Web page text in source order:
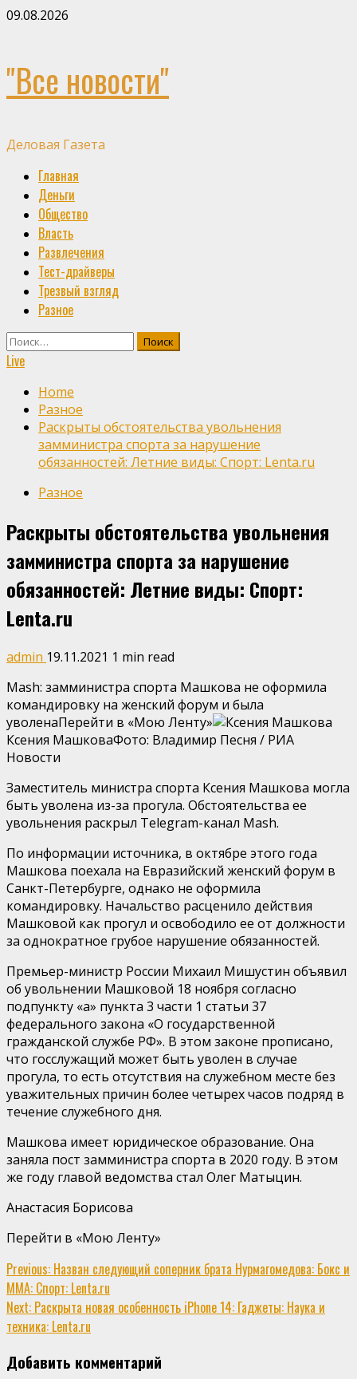
Skip
09.08.2026
"Все новости"
Деловая Газета
Primary
Menu
Главная
Деньги
Общество
Власть
Развлечения
Тест-драйверы
Трезвый взгляд
Разное
Найти:
Live
Home
Разное
Раскрыты обстоятельства увольнения
замминистра спорта за нарушение
обязанностей: Летние виды: Спорт: Lenta.ru
Разное
Раскрыты обстоятельства увольнения
замминистра спорта за нарушение
обязанностей: Летние виды: Спорт:
Lenta.ru
admin 19.11.2021 1 min read
Mash: замминистра спорта Машкова не оформила
командировку на женский форум и была
уволенаПерейти в «Мою Ленту»
Ксения МашковаФото: Владимир Песня / РИА
Новости
Заместитель министра спорта Ксения Машкова могла
быть уволена из-за прогула. Обстоятельства ее
увольнения раскрыл Telegram-канал Mash.
По информации источника, в октябре этого года
Машкова поехала на Евразийский женский форум в
Санкт-Петербурге, однако не оформила
командировку. Начальство расценило действия
Машковой как прогул и освободило ее от должности
за однократное грубое нарушение обязанностей.
Премьер-министр России Михаил Мишустин объявил
об увольнении Машковой 18 ноября согласно
подпункту «а» пункта 3 части 1 статьи 37
федерального закона «О государственной
гражданской службе РФ». В этом законе прописано,
что госслужащий может быть уволен в случае
прогула, то есть отсутствия на служебном месте без
уважительных причин более четырех часов подряд в
течение служебного дня.
Машкова имеет юридическое образование. Она
заняла пост замминистра спорта в 2020 году. В этом
же году главой ведомства стал Олег Матыцин.
Анастасия Борисова
Перейти в «Мою Ленту»
Continue
Reading
Previous: Назван следующий соперник брата Нурмагомедова: Бокс и
ММА: Спорт: Lenta.ru
Next: Раскрыта новая особенность iPhone 14: Гаджеты: Наука и
техника: Lenta.ru
Добавить комментарий